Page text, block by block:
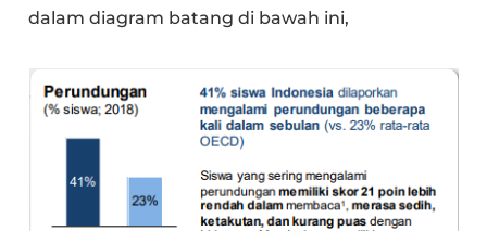
dalam diagram batang di bawah ini,